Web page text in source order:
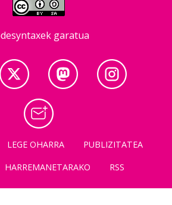
garatua
LEGE OHARRA
PUBLIZITATEA
HARREMANETARAKO RSS